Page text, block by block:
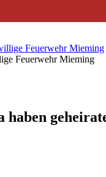
Feuerwehr Mieming